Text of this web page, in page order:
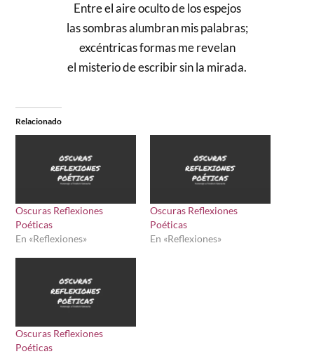
Entre el aire oculto de los espejos
las sombras alumbran mis palabras;
excéntricas formas me revelan
el misterio de escribir sin la mirada.
Relacionado
Oscuras Reflexiones
Poéticas
En «Reflexiones»
Oscuras Reflexiones
Poéticas
En «Reflexiones»
Oscuras Reflexiones
Poéticas